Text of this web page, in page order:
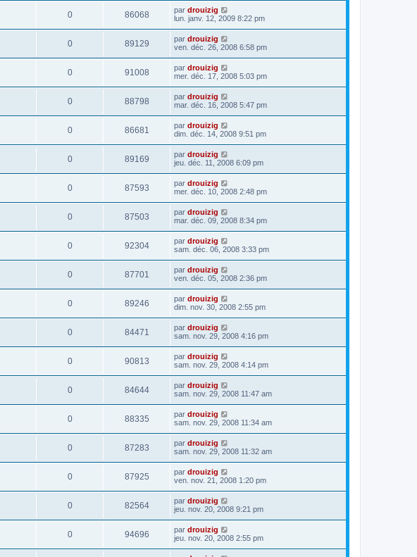
0 86068 par drouizig
lun. janv. 12, 2009 8:22 pm
0 89129 par drouizig
ven. déc. 26, 2008 6:58 pm
0 91008 par drouizig
mer. déc. 17, 2008 5:03 pm
0 88798 par drouizig
mar. déc. 16, 2008 5:47 pm
0 86681 par drouizig
dim. déc. 14, 2008 9:51 pm
0 89169 par drouizig
jeu. déc. 11, 2008 6:09 pm
0 87593 par drouizig
mer. déc. 10, 2008 2:48 pm
0 87503 par drouizig
mar. déc. 09, 2008 8:34 pm
0 92304 par drouizig
sam. déc. 06, 2008 3:33 pm
0 87701 par drouizig
ven. déc. 05, 2008 2:36 pm
0 89246 par drouizig
dim. nov. 30, 2008 2:55 pm
0 84471 par drouizig
sam. nov. 29, 2008 4:16 pm
0 90813 par drouizig
sam. nov. 29, 2008 4:14 pm
0 84644 par drouizig
sam. nov. 29, 2008 11:47 am
0 88335 par drouizig
sam. nov. 29, 2008 11:34 am
0 87283 par drouizig
sam. nov. 29, 2008 11:32 am
0 87925 par drouizig
ven. nov. 21, 2008 1:20 pm
0 82564 par drouizig
jeu. nov. 20, 2008 9:21 pm
0 94696 par drouizig
jeu. nov. 20, 2008 2:55 pm